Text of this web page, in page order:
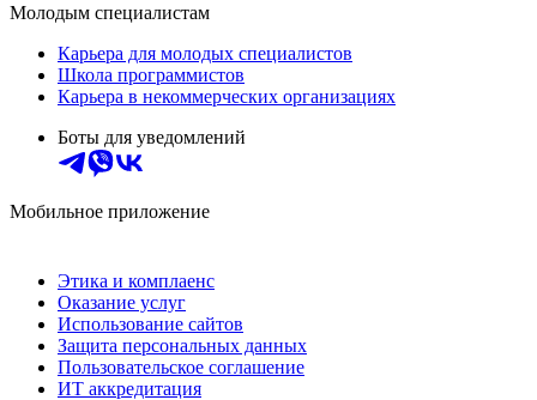
Молодым специалистам
Карьера для молодых специалистов
Школа программистов
Карьера в некоммерческих организациях
Боты для уведомлений
Мобильное приложение
Этика и комплаенс
Оказание услуг
Использование сайтов
Защита персональных данных
Пользовательское соглашение
ИТ аккредитация